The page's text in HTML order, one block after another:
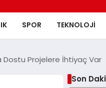
SPOR TEKNOLOJI
Dostu Projelere İhtiyaç Var
Son